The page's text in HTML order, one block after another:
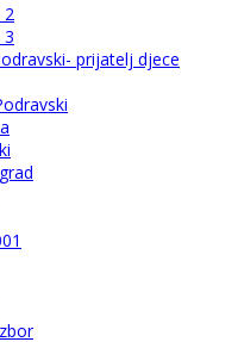
prijatelj djece